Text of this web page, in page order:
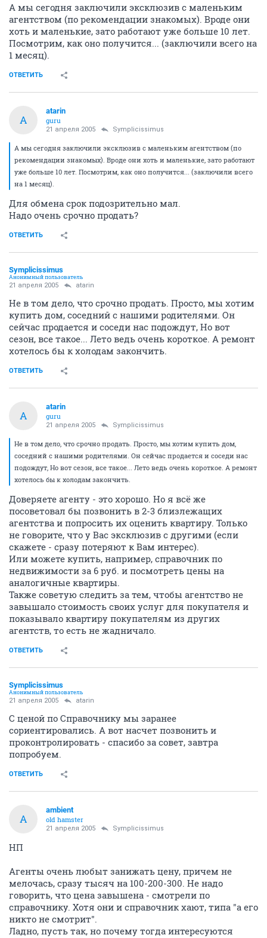
А мы сегодня заключили эксклюзив с маленьким
агентством (по рекомендации знакомых). Вроде они
хоть и маленькие, зато работают уже больше 10 лет.
Посмотрим, как оно получится... (заключили всего на
1 месяц).
ОТВЕТИТЬ
A
atarin
guru
21 апреля 2005 Symplicissimus
А мы сегодня заключили эксклюзив с маленьким агентством (по
рекомендации знакомых). Вроде они хоть и маленькие, зато работают
уже больше 10 лет. Посмотрим, как оно получится... (заключили всего
на 1 месяц).
Для обмена срок подозрительно мал.
Надо очень срочно продать?
ОТВЕТИТЬ
Symplicissimus
Анонимный пользователь
21 апреля 2005 atarin
Не в том дело, что срочно продать. Просто, мы хотим
купить дом, соседний с нашими родителями. Он
сейчас продается и соседи нас подождут, Но вот
сезон, все такое... Лето ведь очень короткое. А ремонт
хотелось бы к холодам закончить.
ОТВЕТИТЬ
A
atarin
guru
21 апреля 2005 Symplicissimus
Не в том дело, что срочно продать. Просто, мы хотим купить дом,
соседний с нашими родителями. Он сейчас продается и соседи нас
подождут, Но вот сезон, все такое... Лето ведь очень короткое. А ремонт
хотелось бы к холодам закончить.
Доверяете агенту - это хорошо. Но я всё же
посоветовал бы позвонить в 2-3 близлежащих
агентства и попросить их оценить квартиру. Только
не говорите, что у Вас эксклюзив с другими (если
скажете - сразу потеряют к Вам интерес).
Или можете купить, например, справочник по
недвижимости за 6 руб. и посмотреть цены на
аналогичные квартиры.
Также советую следить за тем, чтобы агентство не
завышало стоимость своих услуг для покупателя и
показывало квартиру покупателям из других
агентств, то есть не жадничало.
ОТВЕТИТЬ
Symplicissimus
Анонимный пользователь
21 апреля 2005 atarin
С ценой по Справочнику мы заранее
сориентировались. А вот насчет позвонить и
проконтролировать - спасибо за совет, завтра
попробуем.
ОТВЕТИТЬ
A
ambient
old hamster
21 апреля 2005 Symplicissimus
НП
Агенты очень любыт занижать цену, причем не
мелочась, сразу тысяч на 100-200-300. Не надо
говорить, что цена завышена - смотрели по
справочнику. Хотя они и справочник хают, типа "а его
никто не смотрит".
Ладно, пусть так, но почему тогда интересуются